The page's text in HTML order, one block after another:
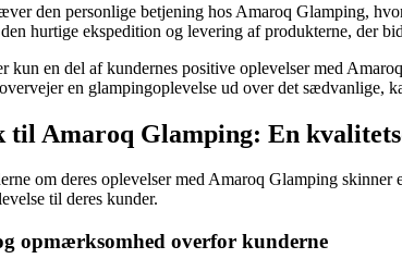
den personlige betjening hos Amaroq Glamping,
hurtige ekspedition og levering af produkterne, der
kun en del af kundernes positive oplevelser med
en glampingoplevelse ud over det sædvanlige,
til Amaroq Glamping: En
om deres oplevelser med Amaroq Glamping
til deres kunder.
opmærksomhed overfor kunderne